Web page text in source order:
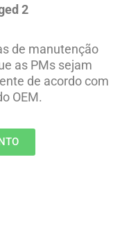
2
de manutenção
as PMs sejam
de acordo com
OEM.